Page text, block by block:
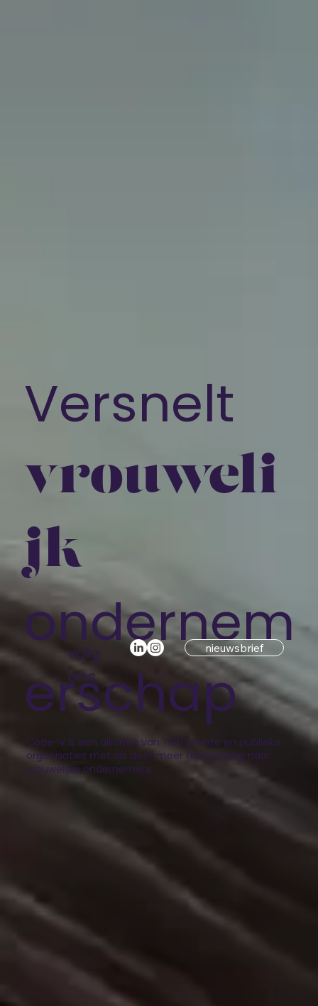
Versnelt
vrouweli
jk
ondernem
erschap
Code-V is een alliantie van >130 private en publieke
organisaties met als doel: meer financiering naar
vrouwelijke ondernemers.
volg
ons
nieuwsbrief